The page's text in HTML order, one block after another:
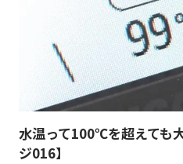
水温って100℃を超えても
ジ016】